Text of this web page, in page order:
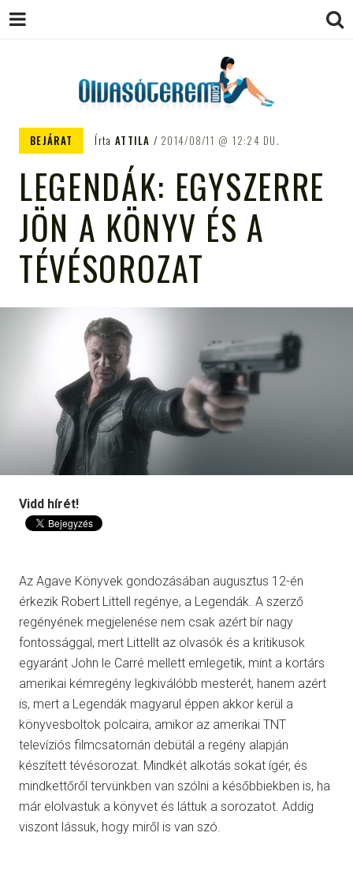
OLVASÓTEREM.COM – AZ
EGÉSZSÉGES OLVASÁS
TÁMOGATÓJA
BEJÁRAT Írta ATTILA 2014/08/11 12:24 DU.
LEGENDÁK: EGYSZERRE
JÖN A KÖNYV ÉS A
TÉVÉSOROZAT
Vidd hírét!
Az Agave Könyvek gondozásában augusztus 12-én
érkezik Robert Littell regénye, a Legendák. A szerző
regényének megjelenése nem csak azért bír nagy
fontossággal, mert Littellt az olvasók és a kritikusok
egyaránt John le Carré mellett emlegetik, mint a kortárs
amerikai kémregény legkiválóbb mesterét, hanem azért
is, mert a Legendák magyarul éppen akkor kerül a
könyvesboltok polcaira, amikor az amerikai TNT
televíziós filmcsatornán debütál a regény alapján
készített tévésorozat. Mindkét alkotás sokat ígér, és
mindkettőről tervünkben van szólni a későbbiekben is, ha
már elolvastuk a könyvet és láttuk a sorozatot. Addig
viszont lássuk, hogy miről is van szó.